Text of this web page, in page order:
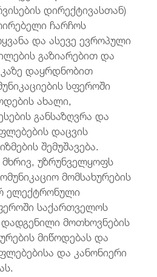
დირექტივასთან)
ჩარჩოს
და ასევე ევროპული
გაზიარებით და
დაყრდნობით
სფეროში
ახალი,
განსაზღვრა და
დაცვის
შემუშავება.
უზრუნველყოფს
მომსახურების
ელექტრონული
საქართველოს
მოთხოვნების
მიწოდებას და
და კანონიერი